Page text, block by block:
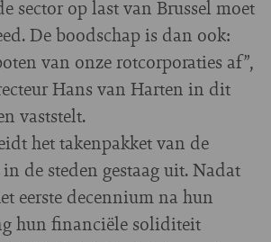
sector op last van Brussel moet
De boodschap is dan ook:
van onze rotcorporaties af”,
Hans van Harten in dit
vaststelt.
het takenpakket van de
de steden gestaag uit. Nadat
eerste decennium na hun
hun financiële soliditeit